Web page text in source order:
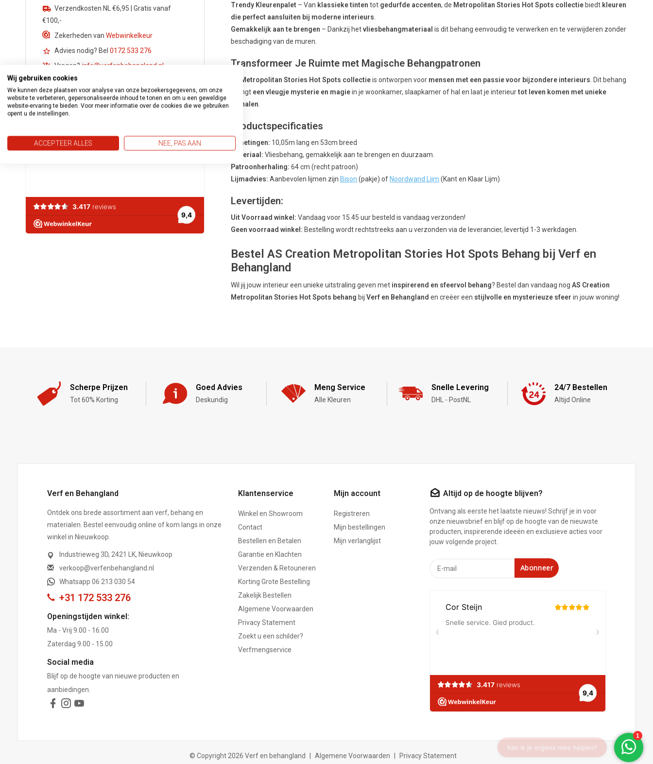
Verzendkosten NL €6,95 | Gratis vanaf
€100,-
Zekerheden van Webwinkelkeur
Advies nodig? Bel 0172 533 276
Vragen? info@verfenbehangland.nl
Whatsapp
Trendy Kleurenpalet – Van klassieke tinten tot gedurfde accenten, de Metropolitan Stories Hot Spots collectie biedt kleuren
die perfect aansluiten bij moderne interieurs
Gemakkelijk aan te brengen – Dankzij hetvliesbehangmateriaal is dit behang eenvoudig te verwerken en te verwijderen zonder
beschadiging van de muren.
Transformeer Je Ruimte met Magische Behangpatronen
Metropolitan Stories Hot Spots collectieis ontworpen voor mensen met een passie voor bijzondere interieurs . Dit behang
brengt een vleugje mysterie en magiein je woonkamer, slaapkamer of hal en laat je interieurtot leven komen met unieke
verhalen
Productspecificaties
Afmetingen: 10,05m lang en 53cm breed
Materiaal: Vliesbehang, gemakkelijk aan te brengen en duurzaam.
Patroonherhaling: 64 cm (recht patroon)
Lijmadvies: Aanbevolen lijmen zijn Bison (pakje) of Noordwand Lijm (Kant en Klaar Lijm)
Levertijden:
Uit Voorraad winkel: Vandaag voor 15.45 uur besteld is vandaag verzonden!
Geen voorraad winkel: Bestelling wordt rechtstreeks aan u verzonden via de leverancier, levertijd 1-3 werkdagen.
Bestel AS Creation Metropolitan Stories Hot Spots Behang bij Verf en
Behangland
Wil jij jouw interieur een unieke uitstraling geven met inspirerend en sfeervol behang? Bestel dan vandaag nogAS Creation
Metropolitan Stories Hot Spots behang bijVerf en Behangland en creëer een stijlvolle en mysterieuze sfeer in jouw woning!
Scherpe Prijzen
Tot 60% Korting
Goed Advies
Deskundig
Meng Service
Alle Kleuren
Snelle Levering
DHL - PostNL
24/7 Bestellen
Altijd Online
Verf en Behangland
Ontdek ons brede assortiment aan verf, behang en
materialen. Bestel eenvoudig online of kom langs in onze
winkel in Nieuwkoop.
Industrieweg 3D, 2421 LK, Nieuwkoop
verkoop@verfenbehangland.nl
Whatsapp 06 213 030 54
+31 172 533 276
Openingstijden winkel:
Ma - Vrij 9.00 - 16.00
Zaterdag 9.00 - 15.00
Social media
Blijf op de hoogte van nieuwe producten en
aanbiedingen.
Klantenservice
Winkel en Showroom
Contact
Bestellen en Betalen
Garantie en Klachten
Verzenden & Retouneren
Korting Grote Bestelling
Zakelijk Bestellen
Algemene Voorwaarden
Privacy Statement
Zoekt u een schilder?
Verfmengservice
Mijn account
Registreren
Mijn bestellingen
Mijn verlanglijst
Altijd op de hoogte blijven?
Ontvang als eerste het laatste nieuws! Schrijf je in voor
onze nieuwsbrief en blijf op de hoogte van de nieuwste
producten, inspirerende ideeën en exclusieve acties voor
jouw volgende project.
Abonneer
© Copyright 2026 Verf en behangland Algemene Voorwaarden Privacy Statement
Wij gebruiken cookies
We kunnen deze plaatsen voor analyse van onze bezoekersgegevens, om onze
website te verbeteren, gepersonaliseerde inhoud te tonen en om u een geweldige
website-ervaring te bieden. Voor meer informatie over de cookies die we gebruiken
opent u de instellingen.
ACCEPTEER ALLES NEE, PAS AAN